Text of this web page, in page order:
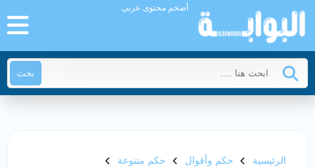
أضخم محتوى عربي
بحث
الرئيسية حكم وأقوال
حكم متنوعة